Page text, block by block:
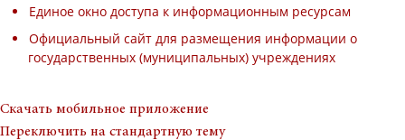
Единое окно доступа к информационным ресурсам
Официальный сайт для размещения информации о
государственных (муниципальных) учреждениях
Скачать мобильное приложение
Переключить на стандартную тему